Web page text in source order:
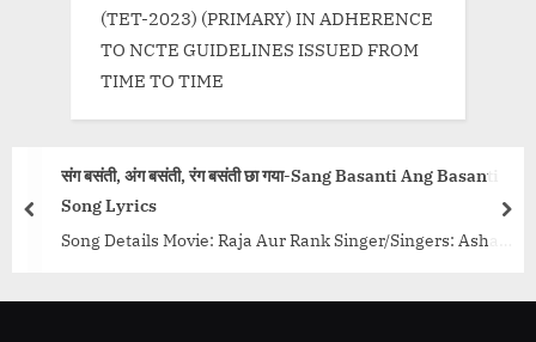
(TET-2023) (PRIMARY) IN ADHERENCE
TO NCTE GUIDELINES ISSUED FROM
TIME TO TIME
संग बसंती, अंग बसंती, रंग बसंती छा गया-Sang Basanti Ang Basanti
Song Lyrics
Song Details Movie: Raja Aur Rank Singer/Singers: Asha
Usha Mangeshkar Music Director: Laxmikant...<p
prev